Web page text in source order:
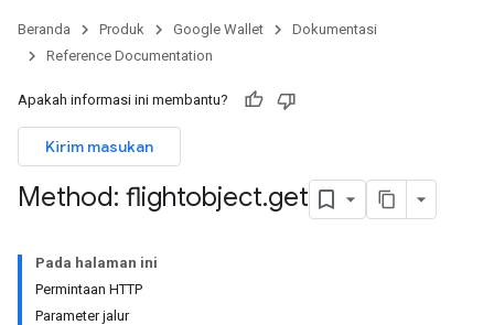
Beranda Produk Google Wallet
Dokumentasi
Reference Documentation
Apakah informasi ini membantu?
Kirim masukan
Method: flightobject.get
Pada halaman ini
Permintaan HTTP
Parameter jalur